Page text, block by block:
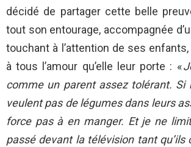
décidé de partager cette belle
tout son entourage, accompagnée
touchant à l’attention de ses
à tous l’amour qu’elle leur porte : «
comme un parent assez tolérant. Si
veulent pas de légumes dans leurs
force pas à en manger. Et je ne
passé devant la télévision tant qu’ils